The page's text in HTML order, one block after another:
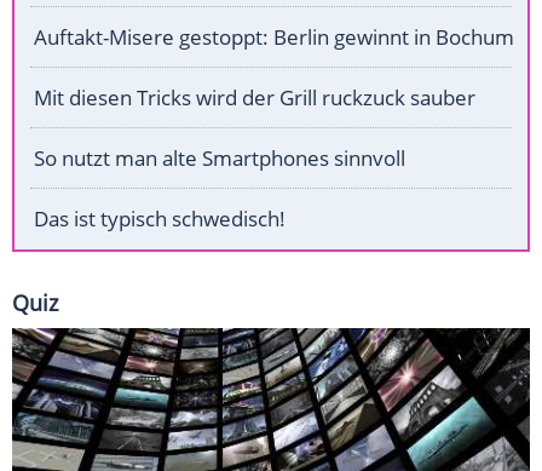
Auftakt-Misere gestoppt: Berlin gewinnt in Bochum
Mit diesen Tricks wird der Grill ruckzuck sauber
So nutzt man alte Smartphones sinnvoll
Das ist typisch schwedisch!
Quiz